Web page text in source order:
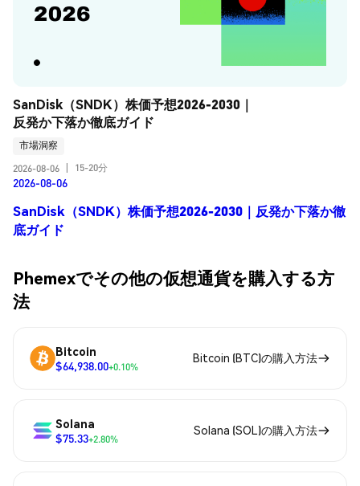
SanDisk（SNDK）株価予想2026-2030｜
反発か下落か徹底ガイド
市場洞察
2026-08-06
15-20分
2026-08-06
SanDisk（SNDK）株価予想2026-2030｜反発か下落か徹
底ガイド
Phemexでその他の仮想通貨を購入する方
法
Bitcoin
$64,938.00+0.10%
Bitcoin (BTC)の購入方法
Solana
$75.33+2.80%
Solana (SOL)の購入方法